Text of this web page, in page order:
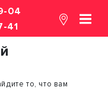
04
41
то, что вам